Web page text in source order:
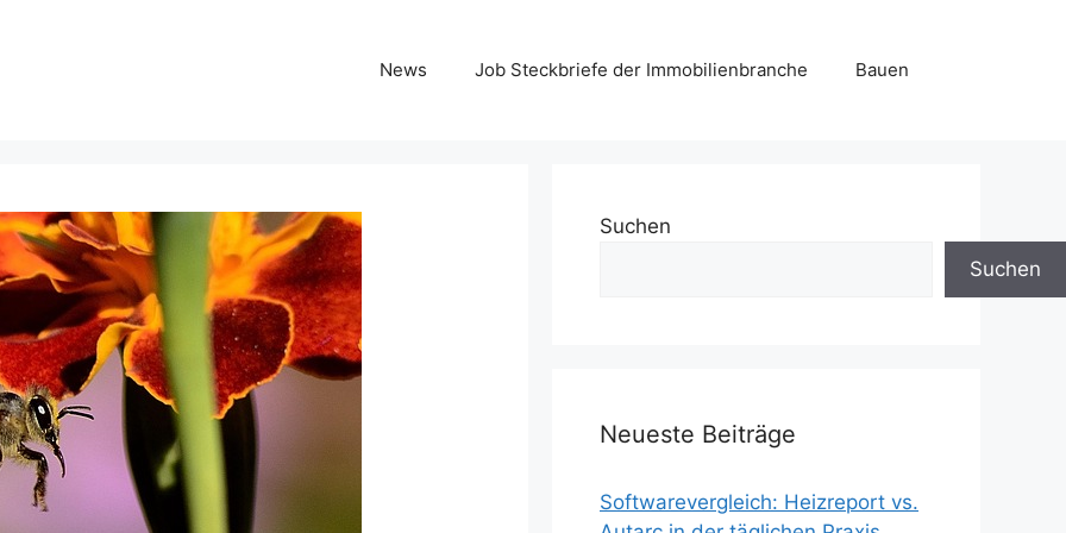
News Job Steckbriefe der Immobilienbranche Bauen
Suchen
Suchen
Neueste Beiträge
Softwarevergleich: Heizreport vs.